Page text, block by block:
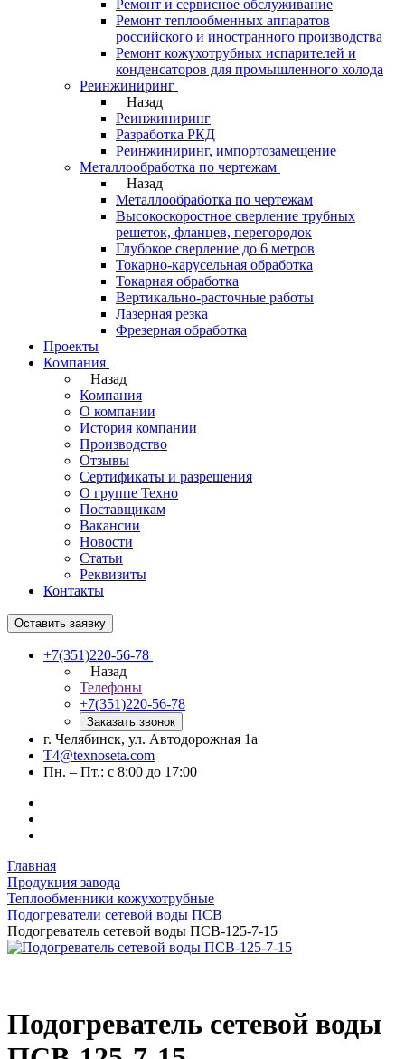
Ремонт и сервисное обслуживание
Ремонт теплообменных аппаратов
российского и иностранного производства
Ремонт кожухотрубных испарителей и
конденсаторов для промышленного холода
Реинжиниринг
Назад
Реинжиниринг
Разработка РКД
Реинжиниринг, импортозамещение
Металлообработка по чертежам
Назад
Металлообработка по чертежам
Высокоскоростное сверление трубных
решеток, фланцев, перегородок
Глубокое сверление до 6 метров
Токарно-карусельная обработка
Токарная обработка
Вертикально-расточные работы
Лазерная резка
Фрезерная обработка
Проекты
Компания
Назад
Компания
О компании
История компании
Производство
Отзывы
Сертификаты и разрешения
О группе Техно
Поставщикам
Вакансии
Новости
Статьи
Реквизиты
Контакты
Оставить заявку
+7(351)220-56-78
Назад
Телефоны
+7(351)220-56-78
Заказать звонок
г. Челябинск, ул. Автодорожная 1а
T4@texnoseta.com
Пн. – Пт.: с 8:00 до 17:00
Главная
Продукция завода
Теплообменники кожухотрубные
Подогреватели сетевой воды ПСВ
Подогреватель сетевой воды ПСВ-125-7-15
Подогреватель сетевой воды